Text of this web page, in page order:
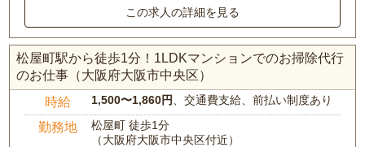
この求人の詳細を見る
松屋町駅から徒歩1分！1LDKマンションでのお掃除代行
のお仕事（大阪府大阪市中央区）
時給 1,500〜1,860円 、交通費支給、前払い制度あり
勤務地
松屋町 徒歩1分
（大阪府大阪市中央区付近）